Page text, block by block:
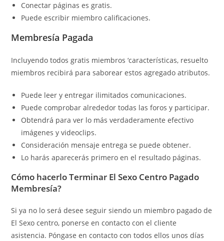
Conectar páginas es gratis.
Puede escribir miembro calificaciones.
Membresía Pagada
Incluyendo todos gratis miembros ‘características, resuelto
miembros recibirá para saborear estos agregado atributos.
Puede leer y entregar ilimitados comunicaciones.
Puede comprobar alrededor todas las foros y participar.
Obtendrá para ver lo más verdaderamente efectivo
imágenes y videoclips.
Consideración mensaje entrega se puede obtener.
Lo harás aparecerás primero en el resultado páginas.
Cómo hacerlo Terminar El Sexo Centro Pagado
Membresía?
Si ya no lo será desee seguir siendo un miembro pagado de
El Sexo centro, ponerse en contacto con el cliente
asistencia. Póngase en contacto con todos ellos unos días